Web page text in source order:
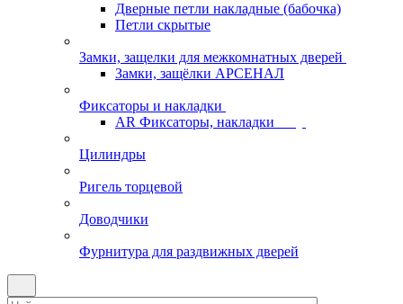
Дверные петли накладные (бабочка)
Петли скрытые
Замки, защелки для межкомнатных дверей
Замки, защёлки АРСЕНАЛ
Фиксаторы и накладки
AR Фиксаторы, накладки
Цилиндры
Ригель торцевой
Доводчики
Фурнитура для раздвижных дверей